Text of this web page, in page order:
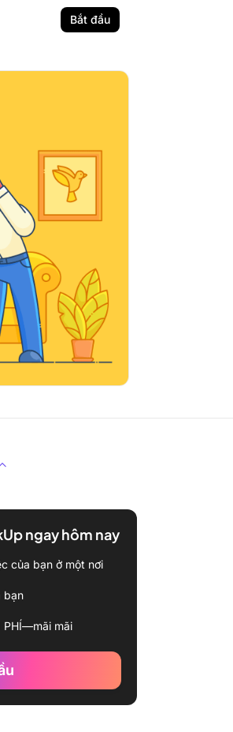
Bắt đầu
ngay hôm nay
của bạn ở một nơi
bạn
PHÍ—mãi mãi